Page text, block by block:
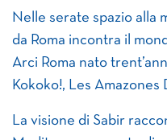
Nelle serate spazio alla
da Roma incontra il
Arci Roma nato
Kokoko!, Les Amazones
La visione di Sabir